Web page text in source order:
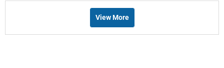
View More